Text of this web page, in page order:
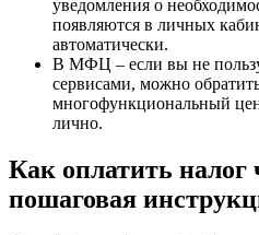
уведомления о
появляются в личных
автоматически.
В МФЦ – если вы не
сервисами, можно
многофункциональный
лично.
Как оплатить
пошаговая